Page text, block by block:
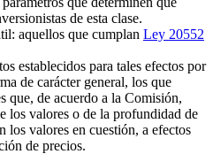
de esta clase.
aquellos que cumplan Ley 20552
establecidos para tales efectos por
de carácter general, los que
que, de acuerdo a la Comisión,
los valores o de la profundidad de
los valores en cuestión, a efectos
de precios.